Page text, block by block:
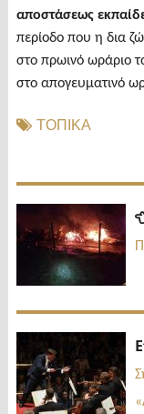
αποστάσεως
περίοδο που η δια
στο πρωινό ωράριο
στο απογευματινό
ΤΟΠΙΚΑ
Πλοήγηση
άρθρων